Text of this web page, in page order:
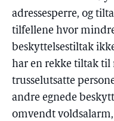
adressesperre, og
tilfellene hvor
beskyttelsestiltak
har en rekke tiltak til
trusselutsatte
andre egnede
omvendt